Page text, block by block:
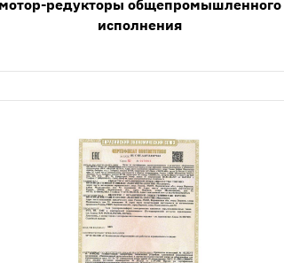
редукторы общепромышленного
исполнения